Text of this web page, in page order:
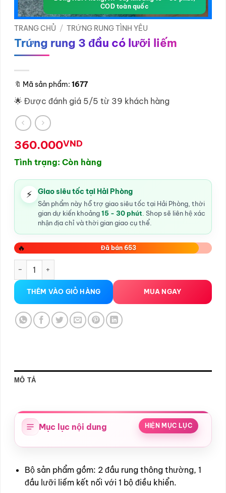
COD toàn quốc
TRANG CHỦ / TRỨNG RUNG TÌNH YÊU
Trứng rung 3 đầu có lưỡi liếm
🔖 Mã sản phẩm: 1677
🌟 Được đánh giá 5/5 từ 39 khách hàng
360.000VND
Tình trạng: Còn hàng
⚡ Giao siêu tốc tại Hải Phòng
Sản phẩm này hỗ trợ giao siêu tốc tại Hải Phòng, thời
gian dự kiến khoảng15 - 30 phút . Shop sẽ liên hệ xác
nhận địa chỉ và thời gian giao cụ thể.
🔥 Đã bán 653
Trứng rung 3 đầu có lưỡi liếm số lượng
THÊM VÀO GIỎ HÀNG MUA NGAY
MÔ TẢ
Mục lục nội dung HIỆN MỤC LỤC
Bộ sản phẩm gồm: 2 đầu rung thông thường, 1
đầu lưỡi liếm kết nối với 1 bộ điều khiển.